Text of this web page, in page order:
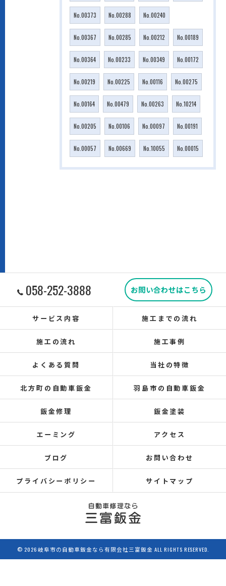
No.00373 No.00288 No.00240
No.00367 No.00285 No.00212 No.00189
No.00364 No.00233 No.00349 No.00172
No.00219 No.00225 No.00116 No.00275
No.00164 No.00479 No.00263 No.10214
No.00205 No.00106 No.00097 No.00191
No.00057 No.00669 No.10055 No.00015
058-252-3888 お問い合わせはこちら
サービス内容 施工までの流れ
施工の流れ 施工事例
よくある質問 当社の特徴
北方町の自動車鈑金 羽島市の自動車鈑金
鈑金修理 鈑金塗装
エーミング アクセス
ブログ お問い合わせ
プライバシーポリシー サイトマップ
© 2026 岐阜市の自動車鈑金なら有限会社三富鈑金 ALL RIGHTS RESERVED.